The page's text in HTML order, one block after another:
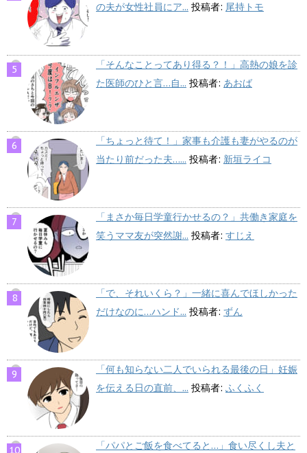
の夫が女性社員にア... 投稿者: 尾持トモ
「そんなことってあり得る？！」高熱の娘を診
た医師のひと言…自... 投稿者: あおば
「ちょっと待て！」家事も介護も妻がやるのが
当たり前だった夫…... 投稿者: 新垣ライコ
「まさか毎日学童行かせるの？」共働き家庭を
笑うママ友が突然謝... 投稿者: すじえ
「で、それいくら？」一緒に喜んでほしかった
だけなのに…ハンド... 投稿者: ずん
「何も知らない二人でいられる最後の日」妊娠
を伝える日の直前、... 投稿者: ふくふく
「パパとご飯を食べてると…」食い尽くし夫と